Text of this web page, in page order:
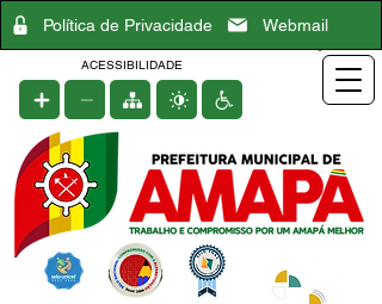
Política de Privacidade Webmail
ACESSIBILIDADE